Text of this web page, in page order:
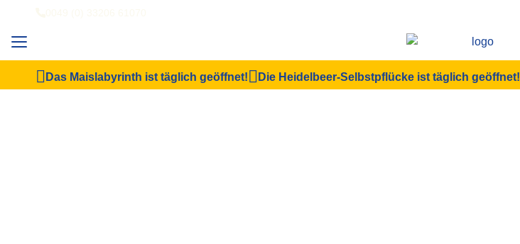
Das Maislabyrinth ist täglich geöffnet! Die Heidelbeer-Selbstpflücke ist täglich geöffnet!